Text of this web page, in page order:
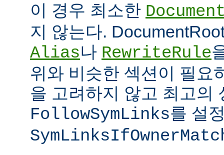
이 경우 최소한
지 않는다.
Alias나 RewriteRule
위와 비슷한 섹션이 필요
을 고려하지 않고 최고의
FollowSymLinks를 설